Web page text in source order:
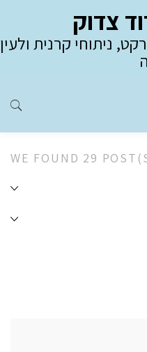
צדוק
ניתוחי קרנית ולעין
WE FOUND 29